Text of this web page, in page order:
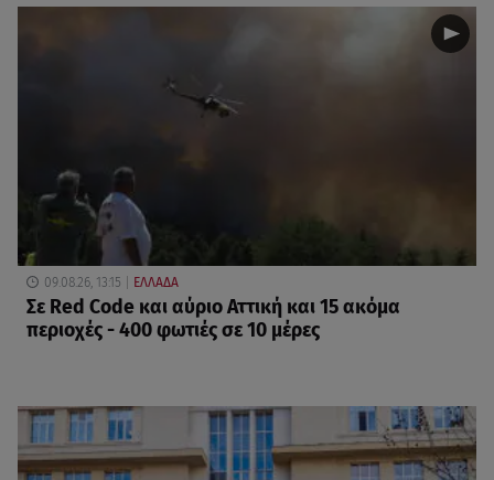
09.08.26, 13:15 ΕΛΛΑΔΑ
Σε Red Code και αύριο Αττική και 15 ακόμα
περιοχές - 400 φωτιές σε 10 μέρες